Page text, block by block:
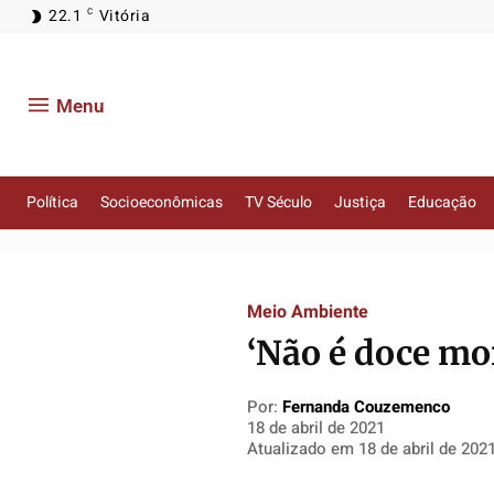
22.1 C Vitória
Menu
Política Socioeconômicas TV Século Justiça Educação
Meio Ambiente
‘Não é doce
Por: Fernanda Couzemenco
18 de abril de 2021
Atualizado em 18 de abril de 2021